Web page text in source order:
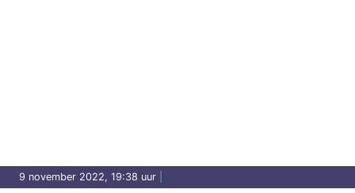
9 november 2022, 19:38 uur